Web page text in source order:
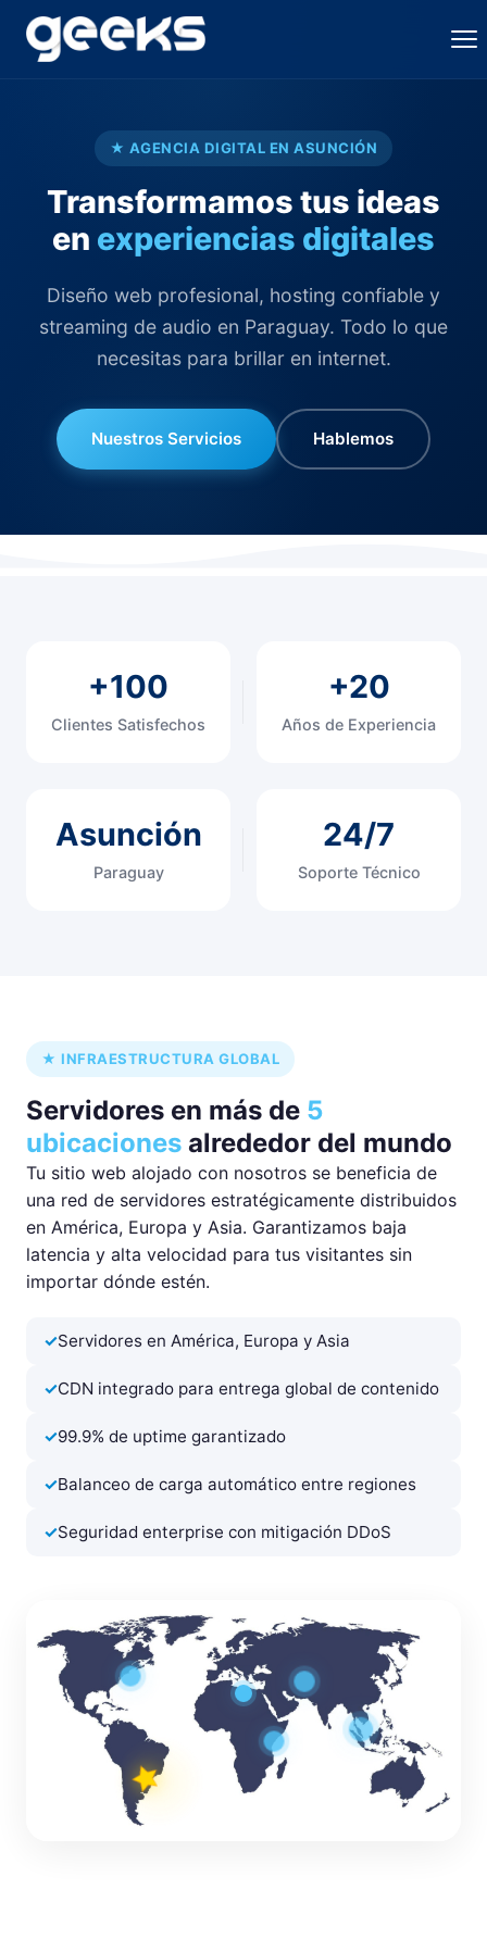
★ AGENCIA DIGITAL EN ASUNCIÓN
Transformamos tus ideas
en experiencias digitales
Diseño web profesional, hosting confiable y
streaming de audio en Paraguay. Todo lo que
necesitas para brillar en internet.
Nuestros Servicios Hablemos
+100
Clientes Satisfechos
+20
Años de Experiencia
Asunción
Paraguay
24/7
Soporte Técnico
★ INFRAESTRUCTURA GLOBAL
Servidores en más de 5
ubicaciones alrededor del mundo
Tu sitio web alojado con nosotros se beneficia de
una red de servidores estratégicamente distribuidos
en América, Europa y Asia. Garantizamos baja
latencia y alta velocidad para tus visitantes sin
importar dónde estén.
Servidores en América, Europa y Asia
CDN integrado para entrega global de contenido
99.9% de uptime garantizado
Balanceo de carga automático entre regiones
Seguridad enterprise con mitigación DDoS